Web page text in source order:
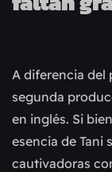
A diferencia del
segunda
en inglés. Si
esencia de Tani
cautivadoras